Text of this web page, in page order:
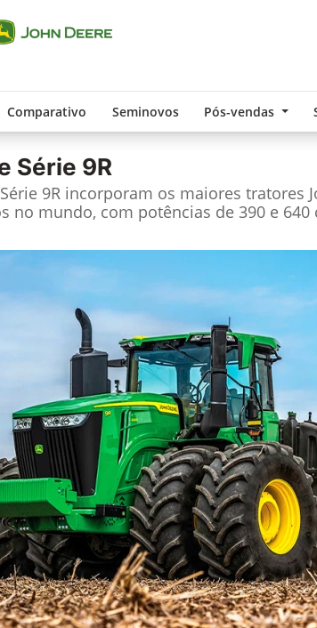
Comparativo Seminovos Pós-vendas
Série 9R
9R incorporam os maiores tratores
no mundo, com potências de 390 e 640